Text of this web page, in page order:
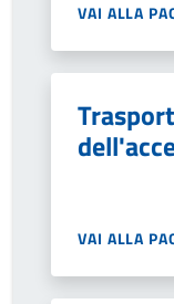
VAI ALLA
VAI ALLA